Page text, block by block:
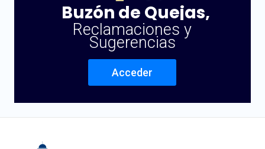
Buzón de Quejas,
Reclamaciones y
Sugerencias
Acceder